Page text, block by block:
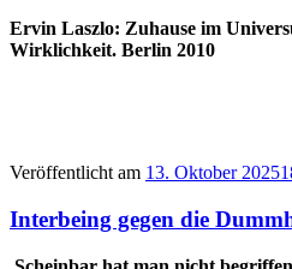
Ervin Laszlo: Zuhause im
Wirklichkeit. Berlin 2010
Veröffentlicht am 13. Oktober 2025
Interbeing gegen die